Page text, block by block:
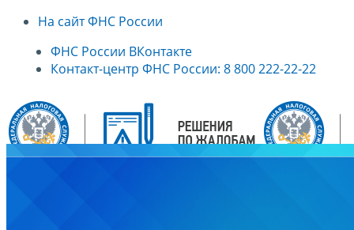
На сайт ФНС России
ФНС России ВКонтакте
Контакт-центр ФНС России: 8 800 222-22-22